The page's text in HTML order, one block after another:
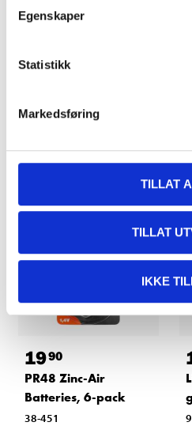
Egenskaper
Statistikk
Markedsføring
TILLAT
TILLAT
IKKE
Other
1990
PR48 Zinc-Air
Batteries, 6-pack
38-451
g